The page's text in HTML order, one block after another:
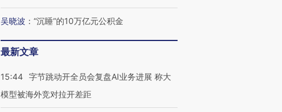
吴晓波 ： “沉睡”的10万亿元公积金
最新文章
15:44 字节跳动开全员会复盘AI业务进展 称大
模型被海外竞对拉开差距